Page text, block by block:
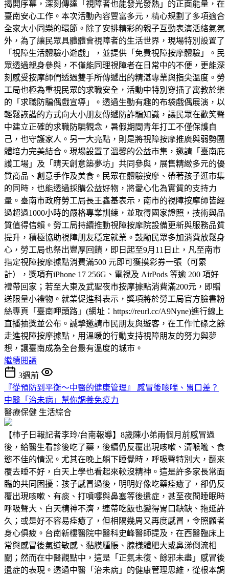
揭開序幕，深刻傳達「視障者也能發光發熱」的正面能量，在
臺南安心工作。本次活動內容豐富多元，精心規劃了多項適合
全家大小同樂的環節。除了安排精彩的親子互動表演活絡氣氛
外，為了讓民眾具體體會視障者的生活世界，現場特別設置了
「視障生活體驗小遊戲」，並提供「免費視障按摩體驗」。民
眾透過親身參與，不僅能同理視障者在日常中的不便，更能深
刻感受按摩師們透過雙手所傳遞出的精湛專業與指尖溫度。勞
工局也極為重視民眾的求職安全，活動中特別穿插了寓教於樂
的「求職防騙偶戲宣導」。透過生動有趣的布袋戲偶展演，以
輕鬆詼諧的方式向大小朋友傳遞防詐騙知識，讓民眾在歡笑聲
中建立正確的求職防騙觀念，暑假期間青年打工不僅保護自
己，也守護家人。另一大亮點，則是將視障按摩推廣與弱勢團
體培力完美結合。現場設置了溫馨的公益市集，邀請「臺南庇
護工場」及「晴天創意築夢坊」共同參與，展售精緻多元的優
質商品、創意手作及美食。民眾在體驗按摩、帶著孩子逛市集
的同時，也能透過採購公益好物，將愛心化為實質的支持力
量。臺南市政府勞工局長王鑫基表示，南市的視障按摩師皆經
過超過1000小時的嚴格專業訓練，並取得國家證照，技術與品
質值得信賴。勞工局持續推動視障按摩院設備更新與服務品質
提升，積極協助視障朋友穩定就業。鼓勵民眾多加消費放鬆身
心，勞工局也祭出豐厚回饋，即日起至9月11日止，凡至南市
指定視障按摩據點消費滿500 元即可獲摸彩券一張（可累
計），獎項有iPhone 17 256G、電視及 AirPods 等逾 200 項好
禮帶回家；若至大東及武聖夜市按摩據點消費滿200元，即贈
送限量小禮物。就業促進科表示，獎項將於勞工局官方臉書粉
絲專頁「臺南呷頭路」(網址：https://reurl.cc/A9Nyne)進行線上
直播抽獎並公布。誠摯邀請市民朋友與遊客，在工作忙碌之餘
走進視障按摩據點，用溫暖的行動支持視障朋友的努力與夢
想，讓臺南成為全台最有溫度的城市。
繼續閱讀
3週前
『從預防到平衡～中醫的健康管理』 感冒後咳喘、胃口差？
中醫「治未病」幫你調養免疫力
醫療保健 生活綜合
【柿子日報記者李玲/台南報導】8歲陳小弟兩個月前感冒過
後，給醫生看診後吃了藥，後續仍反覆出現咳嗽、清喉嚨、食
慾不佳的情況。尤其在晚上躺下睡覺時，呼吸聲特別大，翻來
覆去睡不好，白天上學也看起來較沒精神。這是許多家長常面
臨的共同困擾：孩子感冒過後，明明好像吃藥痊癒了，卻仍反
覆出現咳嗽、有痰、打噴嚏與鼻塞等後遺症，甚至夜間睡眠時
呼吸聲大、白天精神不濟，連帶吃飯也變得胃口缺缺、拖延許
久；或是好不容易痊癒了，但相隔幾周又再度感冒，令照顧者
身心俱疲。台南新樓醫院中醫科史峰醫師提及，在西醫臨床上
常與感冒後氣道敏感、黏膜腫脹、腺樣體肥大或鼻涕倒流相
關；然而在中醫觀點中，這是「正氣未復、餘邪未盡」感冒後
遺症的表現。透過中醫「治未病」的健康管理思維，從根本調